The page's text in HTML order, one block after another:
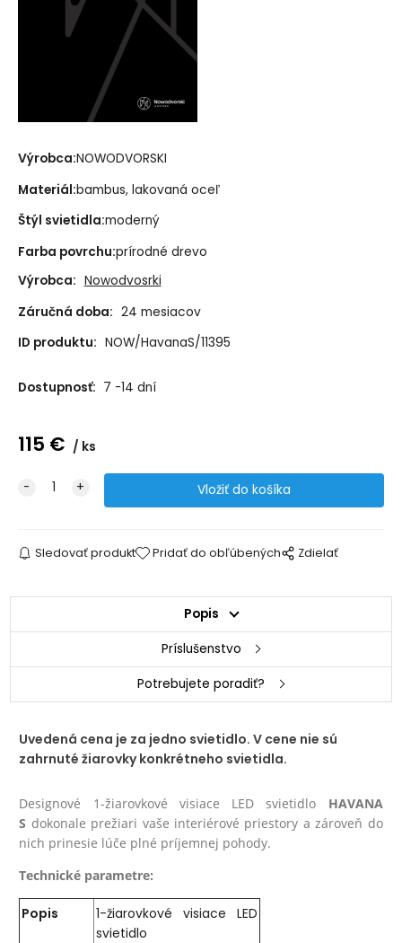
Výrobca:NOWODVORSKI
Materiál:bambus, lakovaná oceľ
Štýl svietidla:moderný
Farba povrchu:prírodné drevo
Výrobca: Nowodvosrki
Záručná doba: 24 mesiacov
ID produktu: NOW/HavanaS/11395
Dostupnosť: 7 -14 dní
115 € ks
Sledovať produkt Pridať do obľúbených Zdielať
Popis
Príslušenstvo
Potrebujete poradiť?
Uvedená cena je za jedno svietidlo. V cene nie sú
zahrnuté žiarovky konkrétneho svietidla.
Designové 1-žiarovkové visiace LED svietidlo HAVANA
S dokonale prežiari vaše interiérové priestory a zároveň do
nich prinesie lúče plné príjemnej pohody.
Technické parametre:
Popis
1-žiarovkové visiace LED
svietidlo